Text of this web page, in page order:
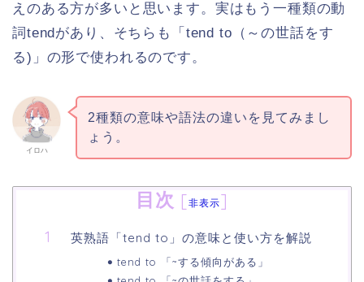
えのある方が多いと思います。実はもう一種類の動
詞tendがあり、そちらも「tend to（～の世話をす
る)」の形で使われるのです。
イロハ
2種類の意味や語法の違いを見てみまし
ょう。
目次 [非表示]
英熟語「tend to」の意味と使い方を解説
tend to 「~する傾向がある」